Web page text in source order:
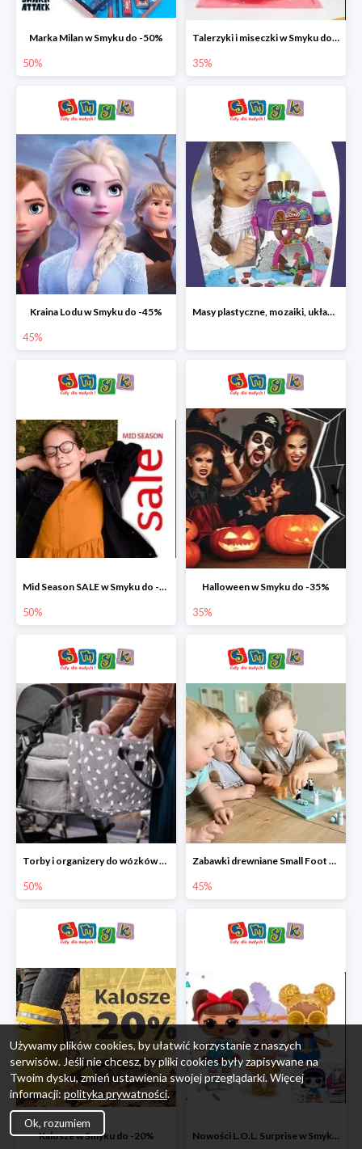
Marka Milan w Smyku do -50%
50%
Talerzyki i miseczki w Smyku do -35%
35%
Kraina Lodu w Smyku do -45%
45%
Masy plastyczne, mozaiki, układanki do -45%
Mid Season SALE w Smyku do -50%
50%
Halloween w Smyku do -35%
35%
Torby i organizery do wózków w Smyku do -50%
50%
Zabawki drewniane Small Foot do -45%
45%
Kalosze w Smyku do -20% Nowości L.O.L. Surprise w Smyku do -45%
Używamy plików cookies, by ułatwić korzystanie z naszych
serwisów. Jeśli nie chcesz, by pliki cookies były zapisywane na
Twoim dysku, zmień ustawienia swojej przeglądarki. Więcej
informacji: polityka prywatności.
Ok, rozumiem